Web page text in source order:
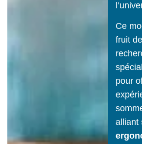
Ce
fruit
pour
alliant